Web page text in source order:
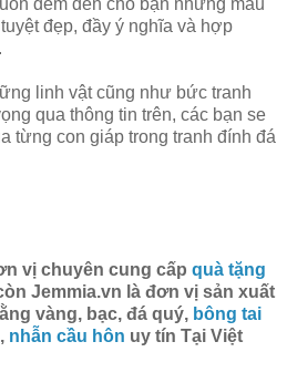
đẹp, đầy ý nghĩa và hợp
linh vật cũng như bức tranh
qua thông tin trên, các bạn se
từng con giáp trong tranh đính đá
vị chuyên cung cấp quà tặng
Jemmia.vn là đơn vị sản xuất
vàng, bạc, đá quý, bông tai
, nhẫn cầu hôn uy tín Tại Việt